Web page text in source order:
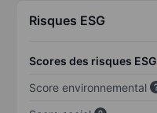
Risques ESG
Scores des risques ESG
Score environnemental